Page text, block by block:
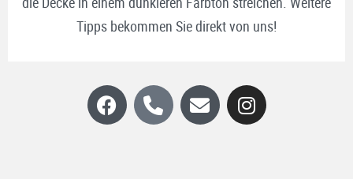
Tipps bekommen Sie direkt von uns!